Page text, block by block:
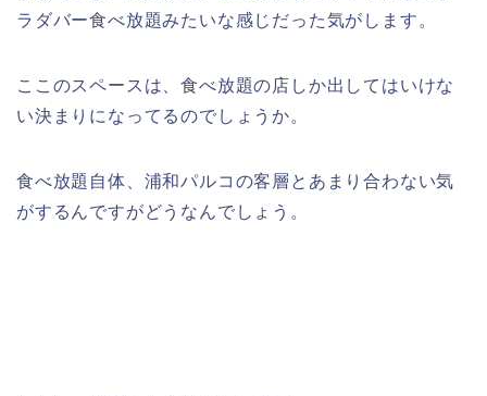
ラダバー食べ放題みたいな感じだった気がします。
ここのスペースは、食べ放題の店しか出してはいけな
い決まりになってるのでしょうか。
食べ放題自体、浦和パルコの客層とあまり合わない気
がするんですがどうなんでしょう。